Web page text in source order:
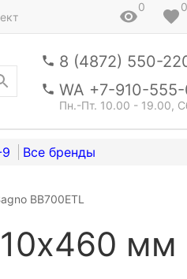
0 0
8 (4872) 550-
WA +7-910-
Пн.-Пт. 10.00 - 19.00,
BB700ETL
мм